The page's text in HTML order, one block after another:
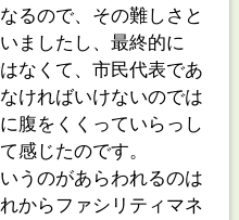
るので、その難しさと
ましたし、最終的に
なくて、市民代表であ
ければいけないのでは
腹をくくっていらっし
感じたのです。
うのがあらわれるのは
からファシリティマネ